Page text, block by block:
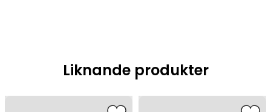
Liknande produkter